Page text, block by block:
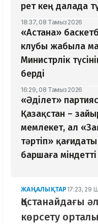
рет кең далада
18:37, 08 Тамыз 2026
«Астана»
клубы жабыла
Министрлік
берді
16:29, 08 Тамыз 2026
«Әділет»
Қазақстан –
мемлекет, ал
тәртіп» қағидаты
баршаға міндетті
ЖАҢАЛЫҚТАР 17:23, 29
Қостанайдағы
көрсету